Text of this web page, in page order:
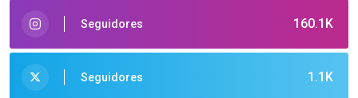
160.1K
Seguidores
1.1K
Seguidores